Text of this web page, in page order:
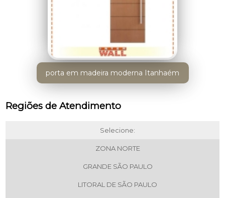
porta em madeira moderna Itanhaém
Regiões de Atendimento
Selecione:
ZONA NORTE
GRANDE SÃO PAULO
LITORAL DE SÃO PAULO